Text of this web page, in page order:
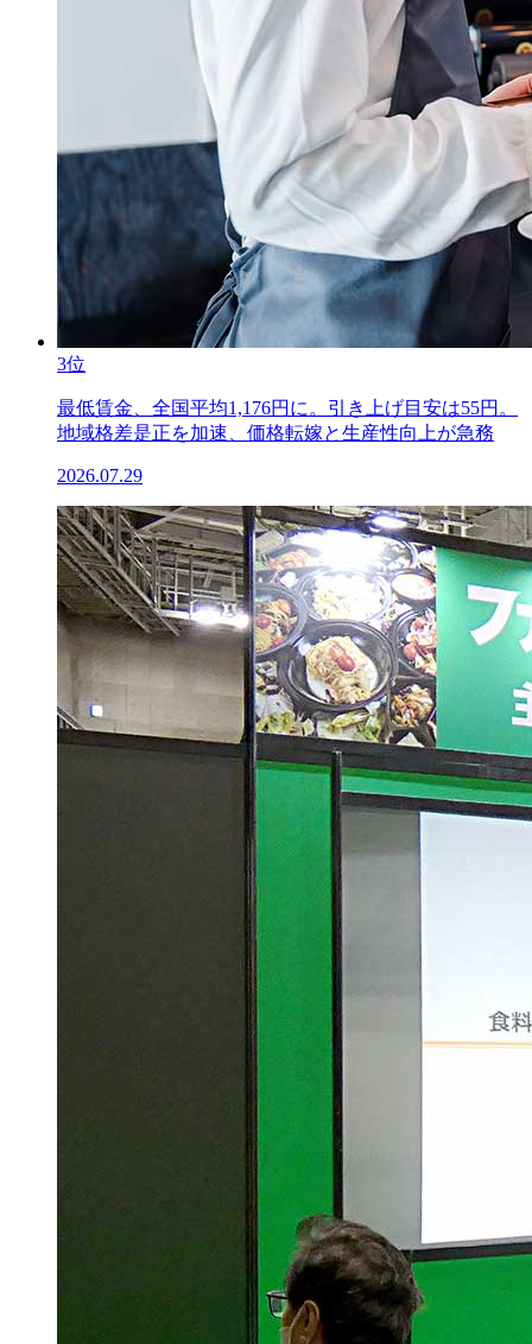
3位
最低賃金、全国平均1,176円に。引き上げ目安は55円。
地域格差是正を加速、価格転嫁と生産性向上が急務
2026.07.29